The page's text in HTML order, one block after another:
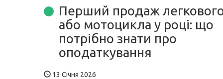
Перший продаж
або мотоцикла у році: що
потрібно знати про
оподаткування
13 Січня 2026